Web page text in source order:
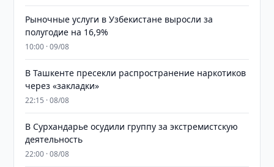
Рыночные услуги в Узбекистане выросли за
полугодие на 16,9%
10:00 · 09/08
В Ташкенте пресекли распространение наркотиков
через «закладки»
22:15 · 08/08
В Сурхандарье осудили группу за экстремистскую
деятельность
22:00 · 08/08